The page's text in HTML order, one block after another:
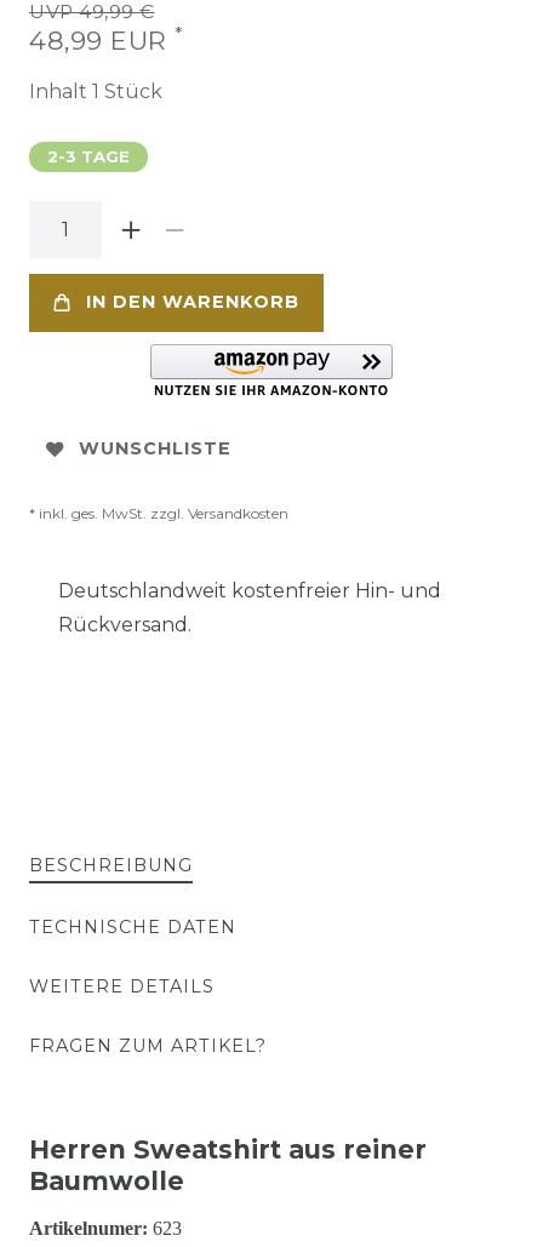
UVP 49,99 €
48,99 EUR *
Inhalt 1 Stück
2-3 TAGE
IN DEN WARENKORB
WUNSCHLISTE
* inkl. ges. MwSt. zzgl. Versandkosten
Deutschlandweit kostenfreier Hin- und
Rückversand.
BESCHREIBUNG
TECHNISCHE DATEN
WEITERE DETAILS
FRAGEN ZUM ARTIKEL?
Herren Sweatshirt aus reiner
Baumwolle
Artikelnumer: 623